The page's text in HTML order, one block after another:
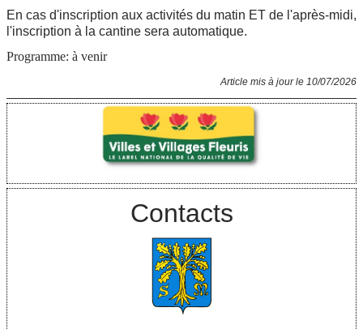
En cas d'inscription aux activités du matin ET de l'après-midi,
l'inscription à la cantine sera automatique.
Programme: à venir
Article mis à jour le 10/07/2026
Contacts